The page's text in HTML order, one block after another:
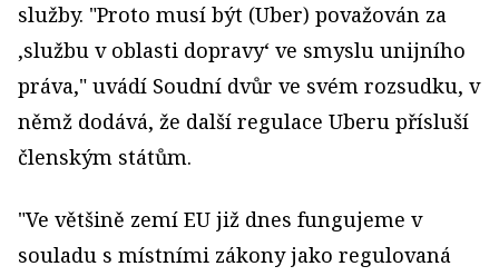
služby. "Proto musí být (Uber) považován za
‚službu v oblasti dopravy‘ ve smyslu unijního
práva," uvádí Soudní dvůr ve svém rozsudku, v
němž dodává, že další regulace Uberu přísluší
členským státům.
"Ve většině zemí EU již dnes fungujeme v
souladu s místními zákony jako regulovaná